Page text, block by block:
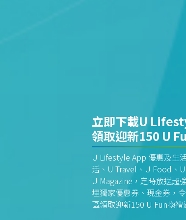
立即下載U
領取迎新150 U
U Lifestyle App 優惠及生
活、U Travel、U Food、
U Magazine，定時放送超
埋獨家優惠券、現金券，
區領取迎新150 U Fun換禮